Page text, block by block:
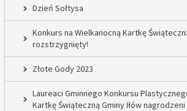
Dzień Sołtysa
Konkurs na Wielkanocną Kartkę
rozstrzygnięty!
Złote Gody 2023
Laureaci Gminnego Konkursu
Kartkę Świąteczną Gminy Iłów nagrodzeni